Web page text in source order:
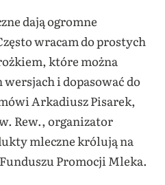
dają ogromne
wracam do prostych
które można
i dopasować do
Arkadiusz Pisarek,
Rew., organizator
mleczne królują na
Promocji Mleka.